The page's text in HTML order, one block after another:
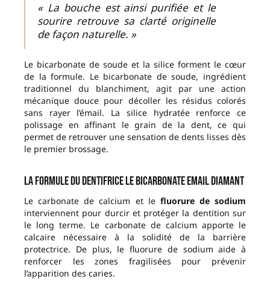
« La bouche est ainsi purifiée et le
sourire retrouve sa clarté originelle
de façon naturelle. »
Le bicarbonate de soude et la silice forment le cœur
de la formule. Le bicarbonate de soude, ingrédient
traditionnel du blanchiment, agit par une action
mécanique douce pour décoller les résidus colorés
sans rayer l’émail. La silice hydratée renforce ce
polissage en affinant le grain de la dent, ce qui
permet de retrouver une sensation de dents lisses dès
le premier brossage.
La formule du Dentifrice Le Bicarbonate Email Diamant
Le carbonate de calcium et le fluorure de sodium
interviennent pour durcir et protéger la dentition sur
le long terme. Le carbonate de calcium apporte le
calcaire nécessaire à la solidité de la barrière
protectrice. De plus, le fluorure de sodium aide à
renforcer les zones fragilisées pour prévenir
l’apparition des caries.